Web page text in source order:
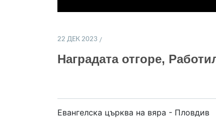
22 ДЕК 2023
Наградата отгоре,
Евангелска църква на вяра - Пловдив